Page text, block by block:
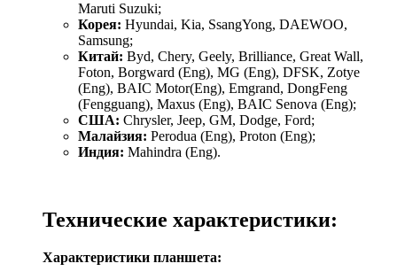
Maruti Suzuki;
Корея: Hyundai, Kia, SsangYong, DAEWOO,
Samsung;
Китай: Byd, Chery, Geely, Brilliance, Great Wall,
Foton, Borgward (Eng), MG (Eng), DFSK, Zotye
(Eng), BAIC Motor(Eng), Emgrand, DongFeng
(Fengguang), Maxus (Eng), BAIC Senova (Eng);
США: Chrysler, Jeep, GM, Dodge, Ford;
Малайзия: Perodua (Eng), Proton (Eng);
Индия: Mahindra (Eng).
Технические характеристики:
Характеристики планшета: